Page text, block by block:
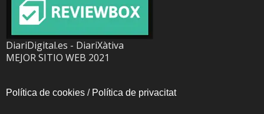
DiariDigital.es - DiariXàtiva
MEJOR SITIO WEB 2021
Política de cookies / Política de privacitat